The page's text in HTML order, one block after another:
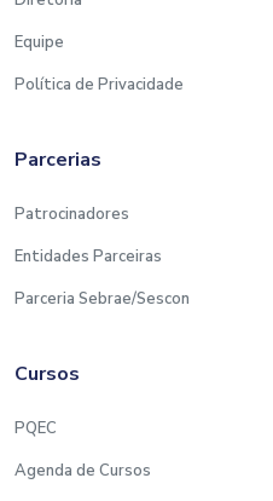
Equipe
Política de Privacidade
Parcerias
Patrocinadores
Entidades Parceiras
Parceria Sebrae/Sescon
Cursos
PQEC
Agenda de Cursos